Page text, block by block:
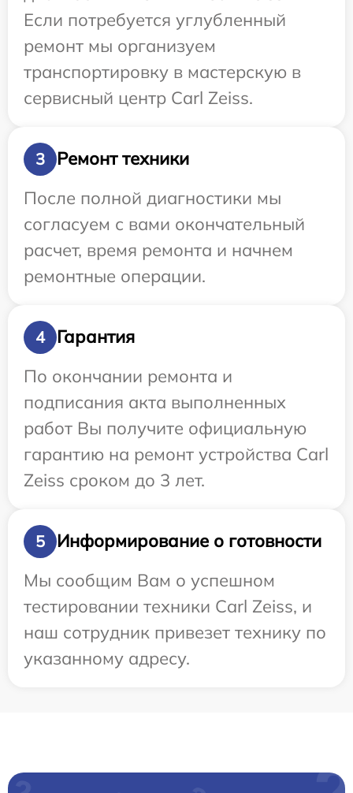
Если потребуется углубленный
ремонт мы организуем
транспортировку в мастерскую в
сервисный центр Carl Zeiss.
3
Ремонт техники
После полной диагностики мы
согласуем с вами окончательный
расчет, время ремонта и начнем
ремонтные операции.
4
Гарантия
По окончании ремонта и
подписания акта выполненных
работ Вы получите официальную
гарантию на ремонт устройства Carl
Zeiss сроком до 3 лет.
5
Информирование о готовности
Мы сообщим Вам о успешном
тестировании техники Carl Zeiss, и
наш сотрудник привезет технику по
указанному адресу.